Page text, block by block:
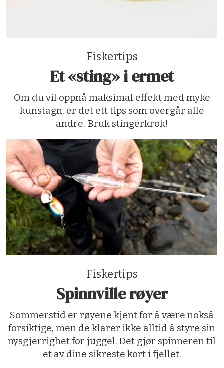
Fiskertips
Et «sting» i ermet
Om du vil oppnå maksimal effekt med myke
kunstagn, er det ett tips som overgår alle
andre. Bruk stingerkrok!
Fiskertips
Spinnville røyer
Sommerstid er røyene kjent for å være nokså
forsiktige, men de klarer ikke alltid å styre sin
nysgjerrighet for juggel. Det gjør spinneren til
et av dine sikreste kort i fjellet.